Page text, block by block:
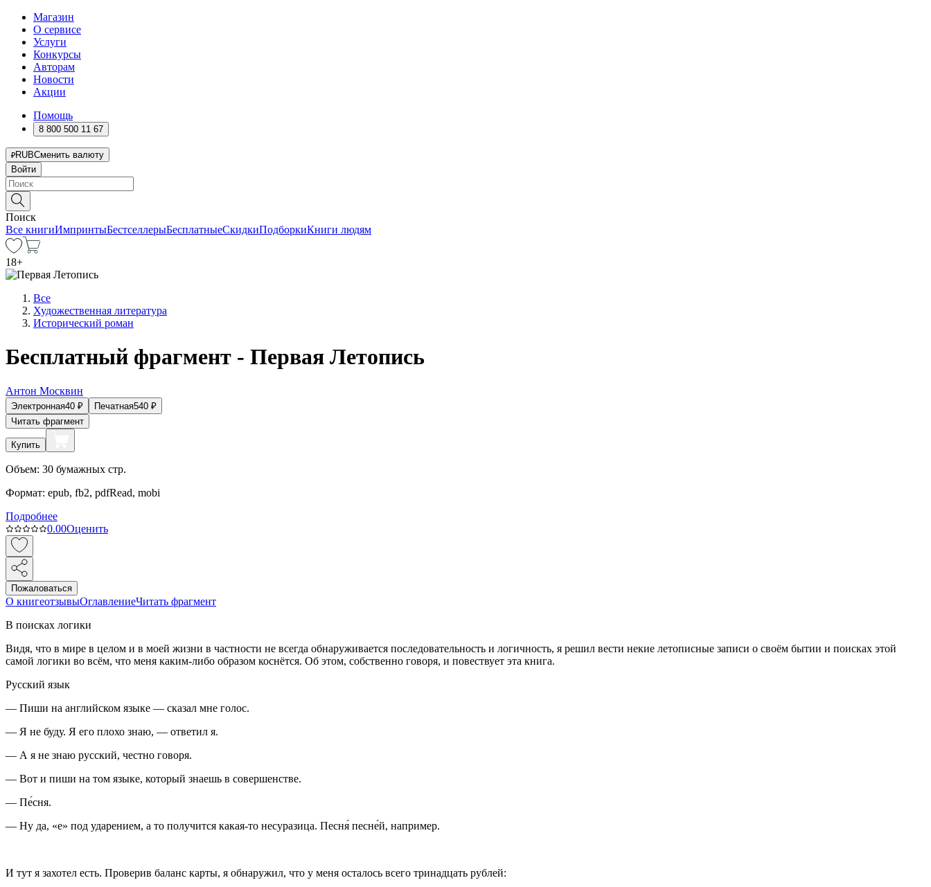
Магазин
О сервисе
Услуги
Конкурсы
Авторам
Новости
Акции
Помощь
8 800 500 11 67
RUBСменить валюту
Войти
Поиск
Все книгиИмпринтыБестселлерыБесплатныеСкидкиПодборкиКниги людям
18+
Все
Художественная литература
Исторический роман
Бесплатный фрагмент - Первая Летопись
Антон Москвин
Электронная40 ₽ Печатная540 ₽
Читать фрагмент
Купить
Объем: 30 бумажных стр.
Формат: epub, fb2, pdfRead, mobi
Подробнее
0.00Оценить
Пожаловаться
О книгеотзывыОглавлениеЧитать фрагмент
В поисках логики
Видя, что в мире в целом и в моей жизни в частности не всегда обнаруживается последовательность и логичность, я решил вести некие летописные записи о своём бытии и поисках этой
самой логики во всём, что меня каким-либо образом коснётся. Об этом, собственно говоря, и повествует эта книга.
Русский язык
— Пиши на английском языке — сказал мне голос.
— Я не буду. Я его плохо знаю, — ответил я.
— А я не знаю русский, честно говоря.
— Вот и пиши на том языке, который знаешь в совершенстве.
— Пе́сня.
— Ну да, «е» под ударением, а то получится какая-то несуразица. Песня́ песне́й, например.
И тут я захотел есть. Проверив баланс карты, я обнаружил, что у меня осталось всего тринадцать рублей: